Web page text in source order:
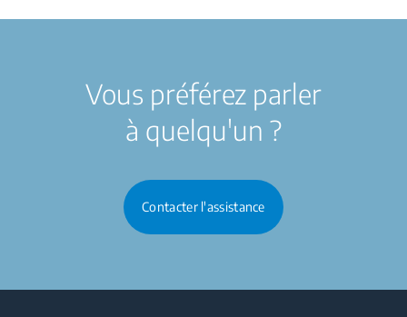
Vous préférez parler
à quelqu'un ?
Contacter l'assistance